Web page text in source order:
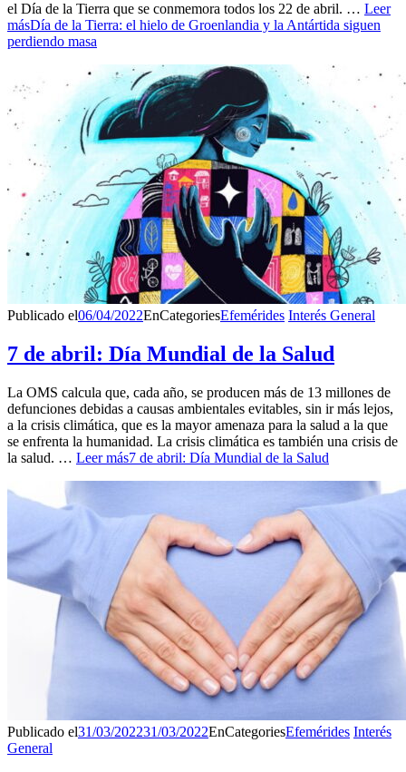
el Día de la Tierra que se conmemora todos los 22 de abril. … Leer
másDía de la Tierra: el hielo de Groenlandia y la Antártida siguen
perdiendo masa
Publicado el06/04/2022EnCategoriesEfemérides Interés General
7 de abril: Día Mundial de la Salud
La OMS calcula que, cada año, se producen más de 13 millones de
defunciones debidas a causas ambientales evitables, sin ir más lejos,
a la crisis climática, que es la mayor amenaza para la salud a la que
se enfrenta la humanidad. La crisis climática es también una crisis de
la salud. … Leer más7 de abril: Día Mundial de la Salud
Publicado el31/03/202231/03/2022EnCategoriesEfemérides Interés
General